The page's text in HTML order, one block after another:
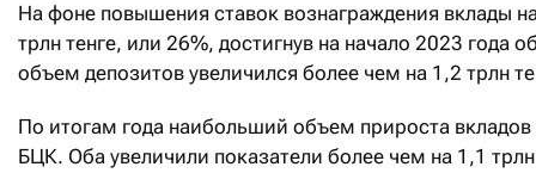
На фоне повышения ставок вознаграждения вклады
трлн тенге, или 26%, достигнув на начало 2023 года
объем депозитов увеличился более чем на 1,2 трлн
По итогам года наибольший объем прироста вкладов
БЦК. Оба увеличили показатели более чем на 1,1